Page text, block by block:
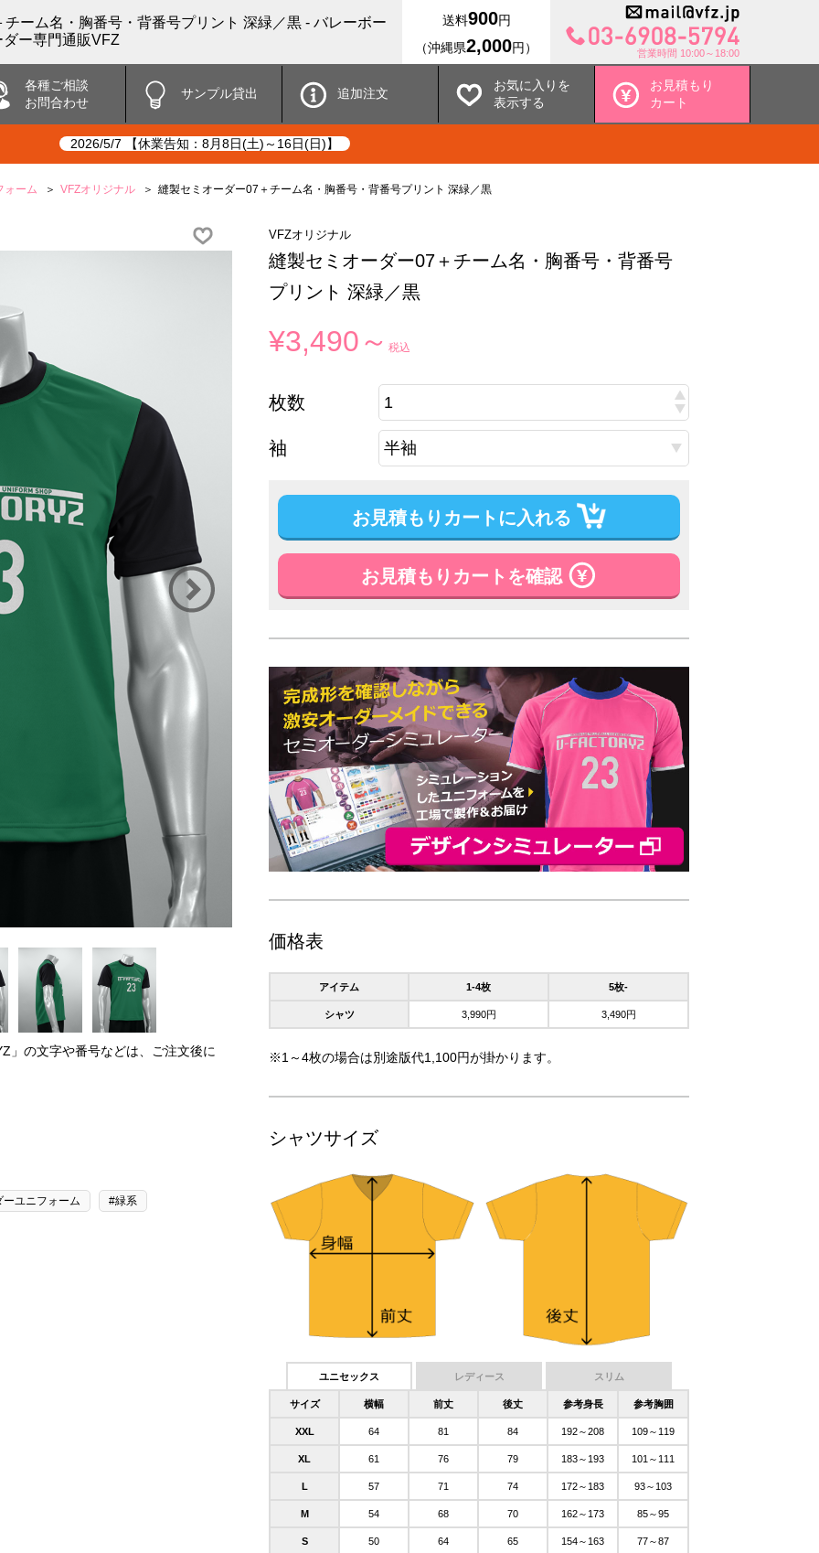
ーム名・胸番号・背番号プリント 深緑／黒 - バレーボー
ー専門通販VFZ
送料900円
（沖縄県2,000円） 営業時間 10:00～18:00
各種ご相談
お問合わせ
サンプル貸出 追加注文
お気に入りを
表示する
お見積もり
カート
2026/5/7 【休業告知：8月8日(土)～16日(日)】
ォーム VFZオリジナル 縫製セミオーダー07＋チーム名・胸番号・背番号プリント 深緑／黒
」の文字や番号などは、ご注文後に
ユニフォーム #緑系
VFZオリジナル
縫製セミオーダー07＋チーム名・胸番号・背番号
プリント 深緑／黒
¥3,490～ 税込
枚数
袖
お見積もりカートに入れる
お見積もりカートを確認
価格表
アイテム 1-4枚 5枚-
シャツ 3,990円 3,490円
※1～4枚の場合は別途版代1,100円が掛かります。
シャツサイズ
ユニセックス レディース スリム
サイズ 横幅 前丈 後丈 参考身長 参考胸囲
XXL 64 81 84 192～208 109～119
XL 61 76 79 183～193 101～111
L 57 71 74 172～183 93～103
M 54 68 70 162～173 85～95
S 50 64 65 154～163 77～87